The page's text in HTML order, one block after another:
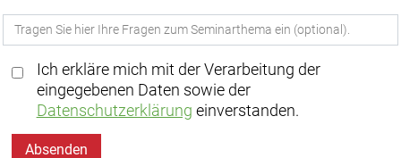
Ich erkläre mich mit der Verarbeitung der
eingegebenen Daten sowie der
Datenschutzerklärung einverstanden.
Absenden